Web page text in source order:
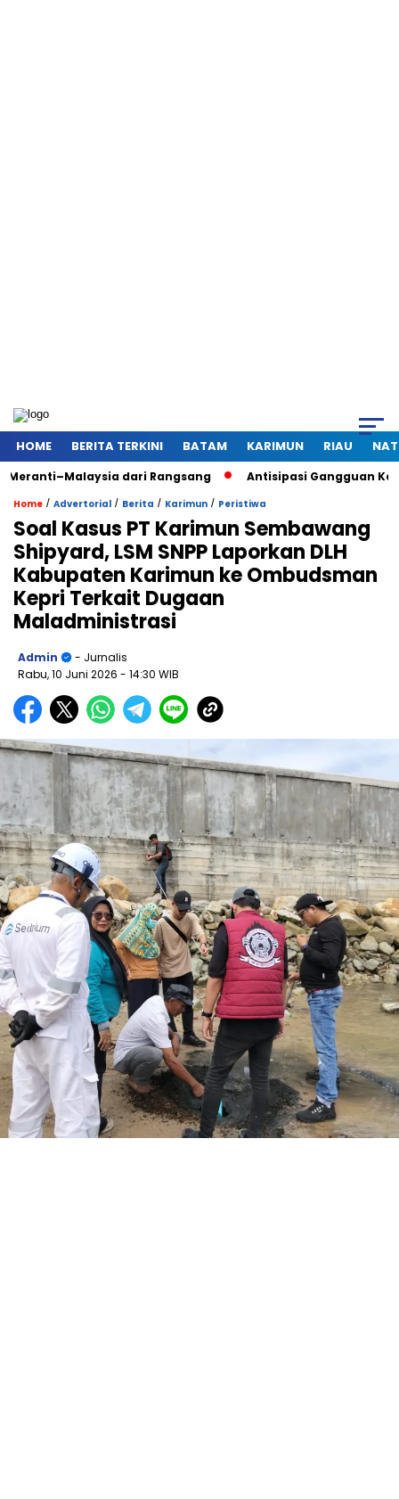
HOME BERITA TERKINI BATAM KARIMUN RIAU
dari Rangsang Antisipasi Gangguan Kamtibmas Saat
Home / Advertorial / Berita / Karimun / Peristiwa
Soal Kasus PT Karimun Sembawang
Shipyard, LSM SNPP Laporkan DLH
Kabupaten Karimun ke Ombudsman
Kepri Terkait Dugaan
Maladministrasi
Admin
- Jurnalis
Rabu, 10 Juni 2026 - 14:30 WIB